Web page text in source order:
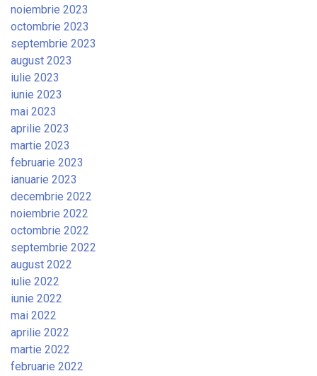
noiembrie 2023
octombrie 2023
septembrie 2023
august 2023
iulie 2023
iunie 2023
mai 2023
aprilie 2023
martie 2023
februarie 2023
ianuarie 2023
decembrie 2022
noiembrie 2022
octombrie 2022
septembrie 2022
august 2022
iulie 2022
iunie 2022
mai 2022
aprilie 2022
martie 2022
februarie 2022